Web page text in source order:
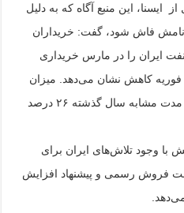
ایسنا، این منبع آگاه که به دلیل
نامش فاش شود، گفت: خریداران
روز نفت ایران را در مارس خریداری
نسبت به فوریه کاهش نشان می‌دهد. میزان
صادرات ایران در مارس نسبت به مدت مشابه سال گذشته ۲۶ درصد
با وجود تلاش‌های ایران برای
فروش رسمی و پیشنهاد افزایش